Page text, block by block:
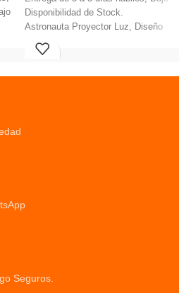
Disponibilidad de Stock.
Astronauta Proyector Luz, Diseño
especial: Diseño de astronauta.
Ajuste libre de 360° de la cabeza del
Seguros.